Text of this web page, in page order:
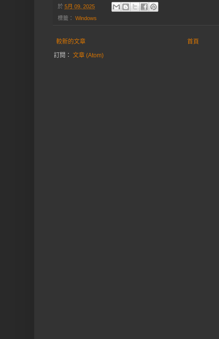
於 5月 09, 2025
標籤： Windows
較新的文章
首頁
訂閱： 文章 (Atom)